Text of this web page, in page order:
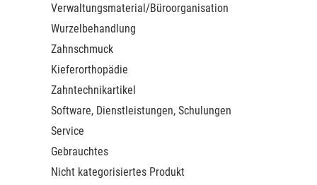
Verwaltungsmaterial/Büroorganisation
Wurzelbehandlung
Zahnschmuck
Kieferorthopädie
Zahntechnikartikel
Software, Dienstleistungen, Schulungen
Service
Gebrauchtes
Nicht kategorisiertes Produkt